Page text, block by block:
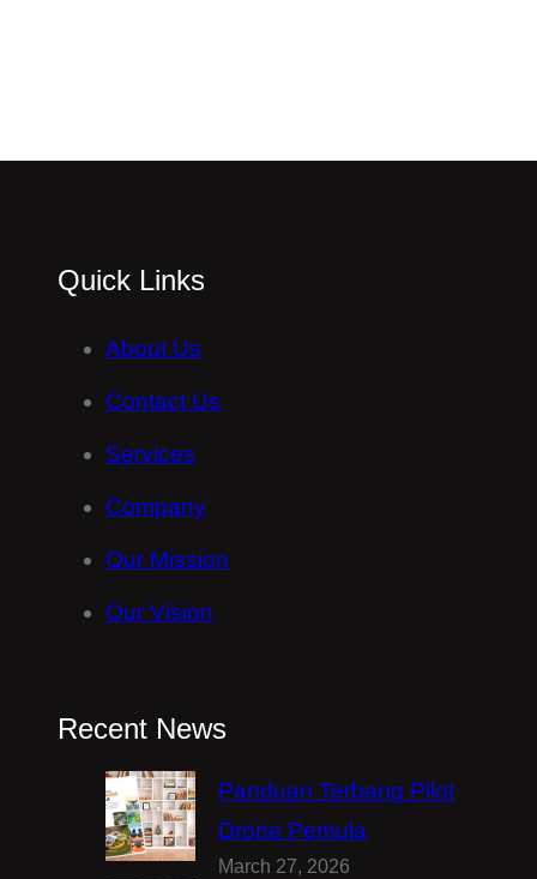
Quick Links
About Us
Contact Us
Services
Company
Our Mission
Our Vision
Recent News
Panduan Terbang Pilot
Drone Pemula
March 27, 2026